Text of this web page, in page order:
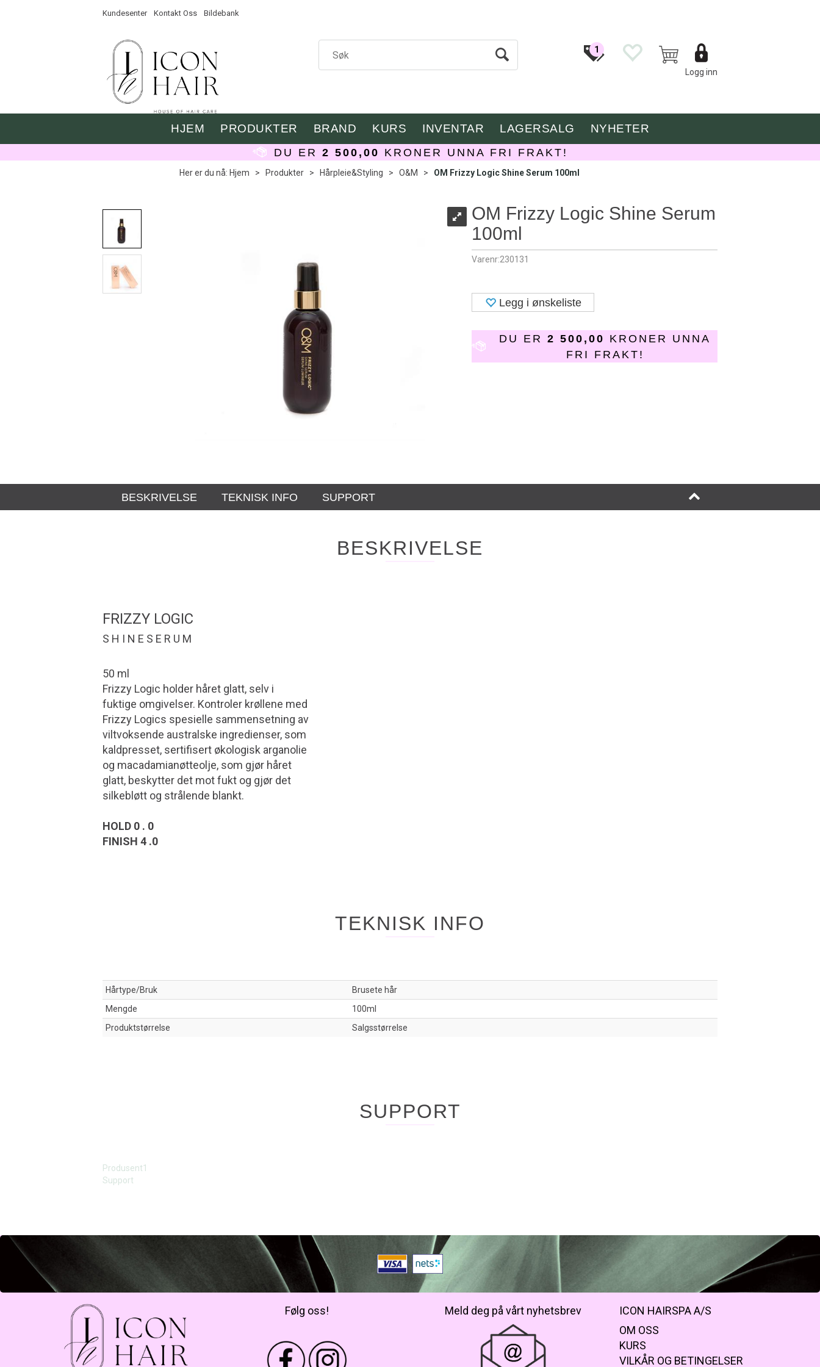
Kundesenter Kontakt Oss Bildebank
Logg inn
1
HJEM PRODUKTER BRAND KURS INVENTAR LAGERSALG NYHETER
DU ER 2 500,00 KRONER UNNA FRI FRAKT!
Her er du nå: Hjem > Produkter > Hårpleie&Styling > O&M > OM Frizzy Logic Shine Serum 100ml
OM Frizzy Logic Shine Serum
100ml
Varenr:230131
Legg i ønskeliste
DU ER2 500,00 KRONER UNNA
FRI FRAKT!
BESKRIVELSE TEKNISK INFO SUPPORT
BESKRIVELSE
FRIZZY LOGIC
S H I N E S E R U M
50 ml
Frizzy Logic holder håret glatt, selv i
fuktige omgivelser. Kontroler krøllene med
Frizzy Logics spesielle sammensetning av
viltvoksende australske ingredienser, som
kaldpresset, sertifisert økologisk arganolie
og macadamianøtteolje, som gjør håret
glatt, beskytter det mot fukt og gjør det
silkebløtt og strålende blankt.
HOLD 0 . 0
FINISH 4 .0
TEKNISK INFO
Hårtype/Bruk
Brusete hår
Mengde
100ml
Produktstørrelse
Salgsstørrelse
SUPPORT
Produsent1
Support
Følg oss! Meld deg på vårt nyhetsbrev
ICON HAIRSPA A/S
OM OSS
KURS
VILKÅR OG BETINGELSER